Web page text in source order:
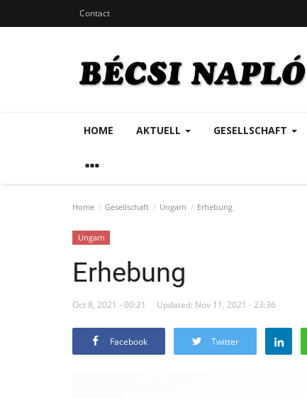
Contact
HOME AKTUELL GESELLSCHAFT
Home Gesellschaft Ungarn Erhebung
Ungarn
Erhebung
Oct 8, 2021 - 00:21 Updated: Nov 11, 2021 - 23:36
Facebook Twitter